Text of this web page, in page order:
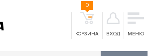
КОРЗИНА
0
ВХОД МЕНЮ